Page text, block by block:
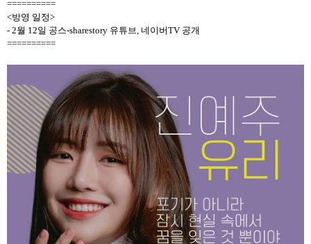
==========
<방영 일정>
- 2월 12일 공스-sharestory 유튜브, 네이버TV 공개
==========